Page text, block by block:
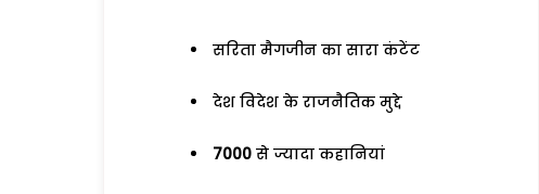
सरिता मैगजीन का सारा कंटेंट
देश विदेश के राजनैतिक मुद्दे
7000 से ज्यादा कहानियां